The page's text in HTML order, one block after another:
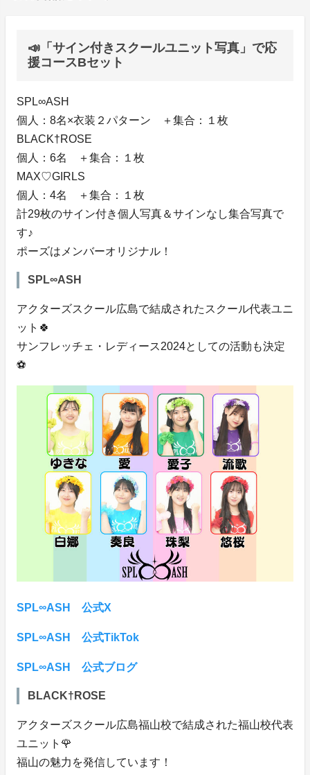
📣「サイン付きスクールユニット写真」で応
援コースBセット
SPL∞ASH
個人：8名×衣装２パターン ＋集合：１枚
BLACK†ROSE
個人：6名 ＋集合：１枚
MAX♡GIRLS
個人：4名 ＋集合：１枚
計29枚のサイン付き個人写真＆サインなし集合写真で
す♪
ポーズはメンバーオリジナル！
SPL∞ASH
アクターズスクール広島で結成されたスクール代表ユニ
ット🍀
サンフレッチェ・レディース2024としての活動も決定
⚽
SPL∞ASH 公式X
SPL∞ASH 公式TikTok
SPL∞ASH 公式ブログ
BLACK†ROSE
アクターズスクール広島福山校で結成された福山校代表
ユニット🌹
福山の魅力を発信しています！